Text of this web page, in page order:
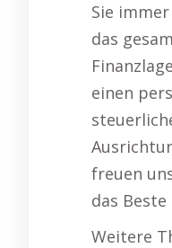
Sie
das
einen
freuen
das
Weitere